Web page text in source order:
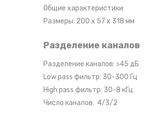
Общие характеристики
Размеры: 200 х 57 х 318 мм
Разделение каналов
Разделение каналов: >45 дБ
Low pass фильтр: 30-300 Гц
High pass фильтр: 30-8 кГц
Число каналов: 4/3/2